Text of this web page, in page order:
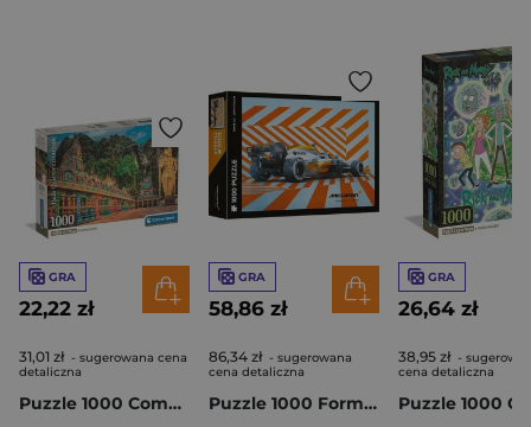
GRA
22,22 zł
31,01 zł - sugerowana cena
detaliczna
Puzzle 1000 Compact Painted Batu Caves 37111
GRA
58,86 zł
86,34 zł - sugerowana
cena detaliczna
Puzzle 1000 Formula 1 McLaren Gulf Livery F1-1005258
GRA
26,64 zł
38,95 zł -
cena detaliczna